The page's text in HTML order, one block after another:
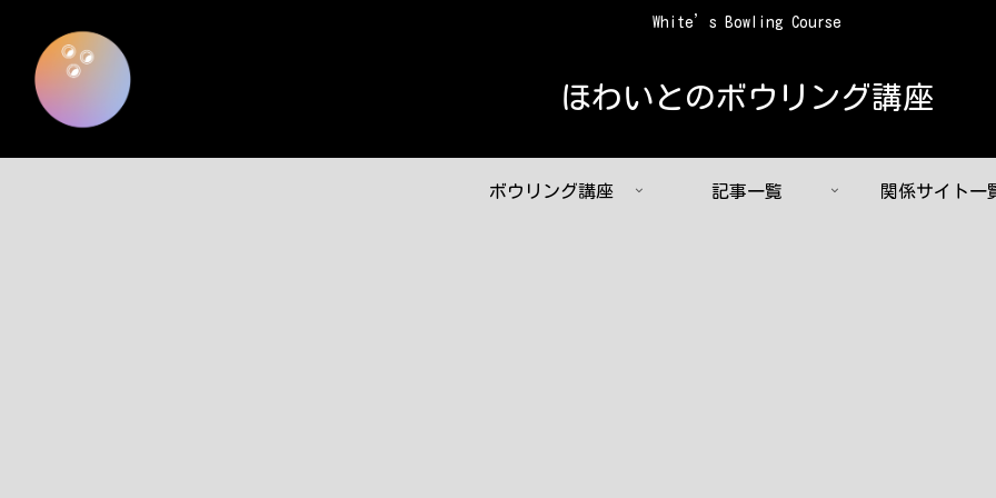
White’s Bowling Course
ほわいとのボウリング講座
ボウリング講座 記事一覧 関係サイト一